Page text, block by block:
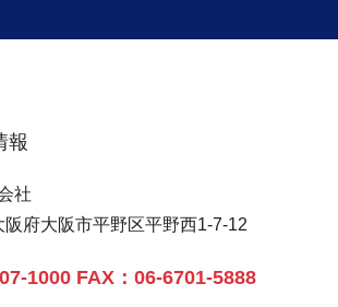
報
社
阪府大阪市平野区平野西1-7-12
1000 FAX：06-6701-5888